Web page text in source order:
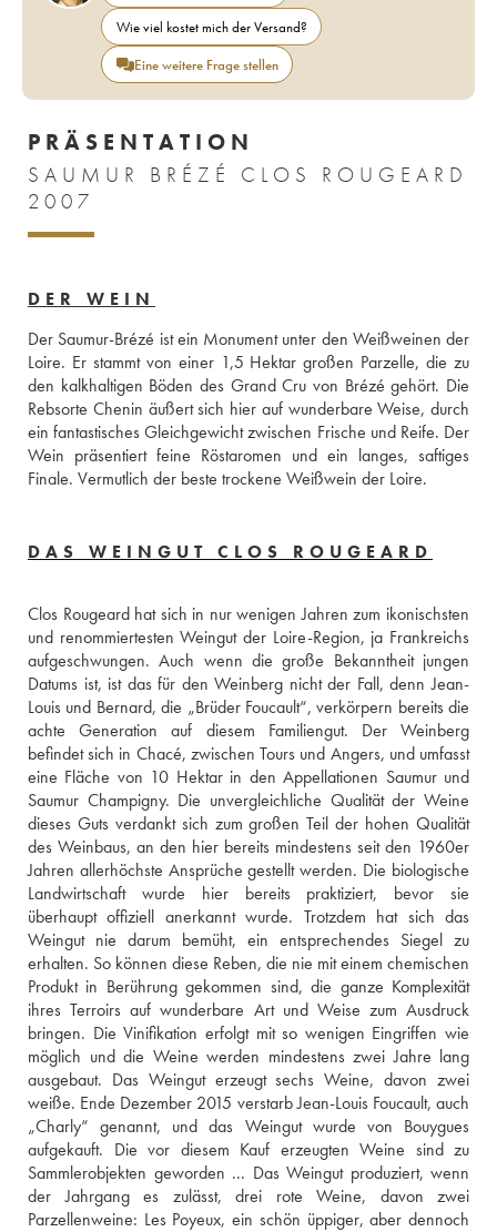
Wie viel kostet mich der Versand?
Eine weitere Frage stellen
PRÄSENTATION
SAUMUR BRÉZÉ CLOS ROUGEARD
2007
DER WEIN
Der Saumur-Brézé ist ein Monument unter den Weißweinen der
Loire. Er stammt von einer 1,5 Hektar großen Parzelle, die zu
den kalkhaltigen Böden des Grand Cru von Brézé gehört. Die
Rebsorte Chenin äußert sich hier auf wunderbare Weise, durch
ein fantastisches Gleichgewicht zwischen Frische und Reife. Der
Wein präsentiert feine Röstaromen und ein langes, saftiges
Finale. Vermutlich der beste trockene Weißwein der Loire.
DAS WEINGUT CLOS ROUGEARD
Clos Rougeard hat sich in nur wenigen Jahren zum ikonischsten
und renommiertesten Weingut der Loire-Region, ja Frankreichs
aufgeschwungen. Auch wenn die große Bekanntheit jungen
Datums ist, ist das für den Weinberg nicht der Fall, denn Jean-
Louis und Bernard, die „Brüder Foucault“, verkörpern bereits die
achte Generation auf diesem Familiengut. Der Weinberg
befindet sich in Chacé, zwischen Tours und Angers, und umfasst
eine Fläche von 10 Hektar in den Appellationen Saumur und
Saumur Champigny. Die unvergleichliche Qualität der Weine
dieses Guts verdankt sich zum großen Teil der hohen Qualität
des Weinbaus, an den hier bereits mindestens seit den 1960er
Jahren allerhöchste Ansprüche gestellt werden. Die biologische
Landwirtschaft wurde hier bereits praktiziert, bevor sie
überhaupt offiziell anerkannt wurde. Trotzdem hat sich das
Weingut nie darum bemüht, ein entsprechendes Siegel zu
erhalten. So können diese Reben, die nie mit einem chemischen
Produkt in Berührung gekommen sind, die ganze Komplexität
ihres Terroirs auf wunderbare Art und Weise zum Ausdruck
bringen. Die Vinifikation erfolgt mit so wenigen Eingriffen wie
möglich und die Weine werden mindestens zwei Jahre lang
ausgebaut. Das Weingut erzeugt sechs Weine, davon zwei
weiße. Ende Dezember 2015 verstarb Jean-Louis Foucault, auch
„Charly“ genannt, und das Weingut wurde von Bouygues
aufgekauft. Die vor diesem Kauf erzeugten Weine sind zu
Sammlerobjekten geworden ... Das Weingut produziert, wenn
der Jahrgang es zulässt, drei rote Weine, davon zwei
Parzellenweine: Les Poyeux, ein schön üppiger, aber dennoch